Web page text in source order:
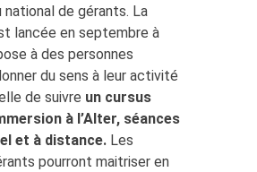
national de gérants. La
lancée en septembre à
à des personnes
du sens à leur activité
de suivre un cursus
à l’Alter, séances
et à distance.Les
pourront maitriser en